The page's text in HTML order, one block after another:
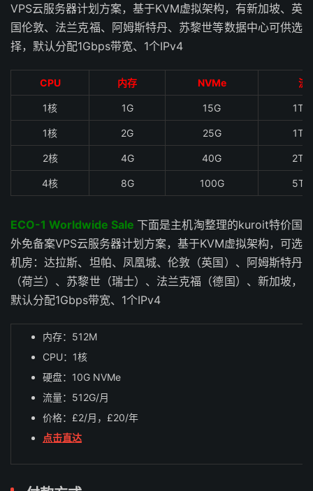
VPS云服务器计划方案，基于KVM虚拟架构，有新加坡、英
国伦敦、法兰克福、阿姆斯特丹、苏黎世等数据中心可供选
择，默认分配1Gbps带宽、1个IPv4
CPU 内存 NVMe 流
1核 1G 15G
1核 2G 25G
2核 4G 40G
4核 8G 100G
ECO-1 Worldwide Sale 下面是主机淘整理的kuroit特价国
外免备案VPS云服务器计划方案，基于KVM虚拟架构，可选
机房：达拉斯、坦帕、凤凰城、伦敦（英国）、阿姆斯特丹
（荷兰）、苏黎世（瑞士）、法兰克福（德国）、新加坡，
默认分配1Gbps带宽、1个IPv4
内存：512M
CPU：1核
硬盘：10G NVMe
流量：512G/月
价格：£2/月，£20/年
点击直达